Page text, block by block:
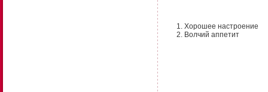
Хорошее настроение
Волчий аппетит